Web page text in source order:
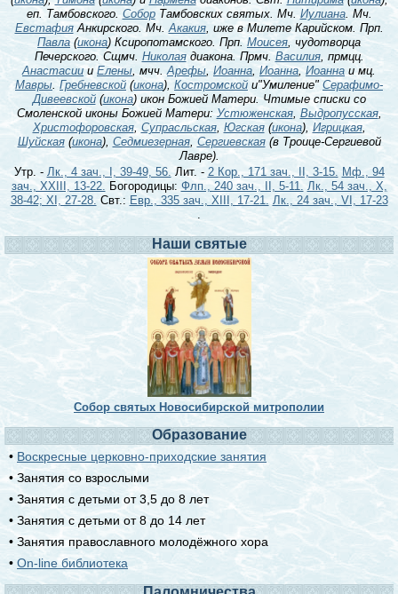
еп. Тамбовского. СоборТамбовских святых. Мч. Иулиана. Мч.
ЕвстафияАнкирского. Мч.Акакия, иже в Милете Карийском. Прп.
Павла (икона) Ксиропотамского. Прп. Моисея, чудотворца
Печерского. Сщмч. Николаядиакона. Прмч.Василия, прмцц.
Анастасиии Елены, мчч.Арефы, Иоанна,Иоанна, Иоанна и мц.
Мавры. Гребневской (икона), Костромской и"Умиление" Серафимо-
Дивеевской(икона) икон Божией Матери. Чтимые списки со
Смоленской иконы Божией Матери:Устюженская, Выдропусская,
Христофоровская, Супрасльская, Югская(икона), Игрицкая,
Шуйская(икона), Седмиезерная, Сергиевская(в Троице-Сергиевой
Лавре).
Утр. - Лк., 4 зач., I, 39-49, 56. Лит. - 2 Кор., 171 зач., II, 3-15. Мф., 94
зач., XXIII, 13-22. Богородицы: Флп., 240 зач., II, 5-11. Лк., 54 зач., X,
38-42; XI, 27-28. Свт.: Евр., 335 зач., XIII, 17-21. Лк., 24 зач., VI, 17-23
.
Наши святые
Собор святых Новосибирской митрополии
Образование
• Воскресные церковно-приходские занятия
• Занятия со взрослыми
• Занятия с детьми от 3,5 до 8 лет
• Занятия с детьми от 8 до 14 лет
• Занятия православного молодёжного хора
• On-line библиотека